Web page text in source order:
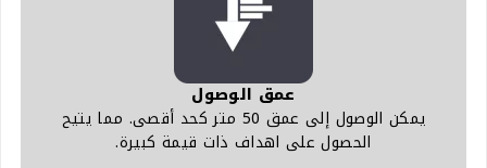
عمق الوصول
يمكن الوصول إلى عمق 50 متر كحد أقصى. مما يتيح
الحصول على اهداف ذات قيمة كبيرة.